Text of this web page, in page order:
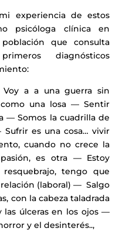
experiencia de estos
psicóloga clínica en
que consulta
diagnósticos
a a una guerra sin
una losa — Sentir
— Somos la cuadrilla de
es una cosa… vivir
cuando no crece la
es otra — Estoy
tengo que
(laboral) — Salgo
con la cabeza taladrada
las úlceras en los ojos —
y el desinterés..,